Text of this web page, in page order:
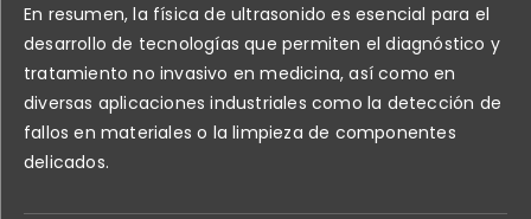
En resumen, la física de ultrasonido es esencial para el
desarrollo de tecnologías que permiten el diagnóstico y
tratamiento no invasivo en medicina, así como en
diversas aplicaciones industriales como la detección de
fallos en materiales o la limpieza de componentes
delicados.